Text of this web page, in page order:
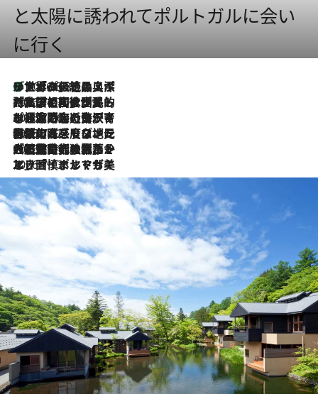
と太陽に誘われてポルトガルに会い
に行く
2026.8.8
リスボンの絶品スイーツ「パステル・デ・ナタ」とは？ポルトガル伝統の奥深い世界へ
2026.7.27
「私の祖国はポルトガル語です」国民的詩人フェルナンド・ペソアと、彼が愛した文学の街を歩く
2026.7.26
ポルトガル近海が育む極上の海の幸。キリリと冷えた白ワインと愉しむ、シーフード専門店の贅沢
2026.7.22
伝統の味をモダンに昇華。高感度な地元客が集う、リスボンの最旬ガストロノミー
2026.7.21
大航海時代の栄華から、震災、独裁、そして革命へ。ポルトガル・首都リスボンの石畳に刻まれた「歴史の光と影」
2026.7.13
エッセイ・ヤマザキマリ「慎ましくも美しき国 ポルトガル」